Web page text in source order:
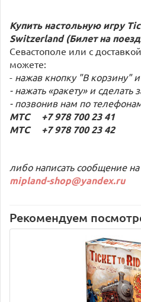
Купить настольную игру
Switzerland (Билет на
Севастополе или с
можете:
- нажав кнопку "В корзину"
- нажать «ракету» и сделать
- позвонив нам по
МТС +7 978 700 23 41
МТС +7 978 700 23 42
либо написать сообщение на
mipland-shop@yandex.ru
Рекомендуем